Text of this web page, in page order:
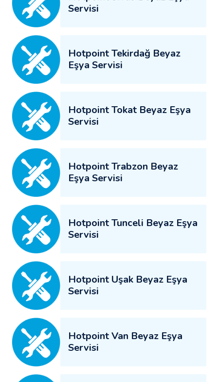
Servisi
Hotpoint Tekirdağ Beyaz
Eşya Servisi
Hotpoint Tokat Beyaz Eşya
Servisi
Hotpoint Trabzon Beyaz
Eşya Servisi
Hotpoint Tunceli Beyaz Eşya
Servisi
Hotpoint Uşak Beyaz Eşya
Servisi
Hotpoint Van Beyaz Eşya
Servisi